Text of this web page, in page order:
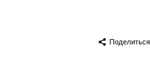
Поделиться